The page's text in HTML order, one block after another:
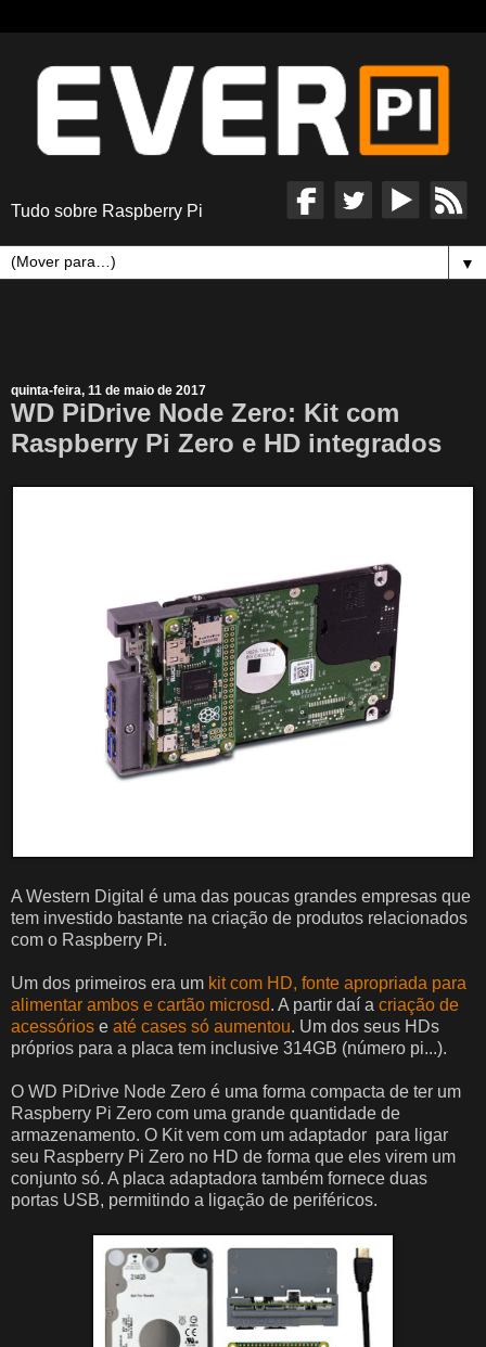
Tudo sobre Raspberry Pi
▼
quinta-feira, 11 de maio de 2017
WD PiDrive Node Zero: Kit com
Raspberry Pi Zero e HD integrados
A Western Digital é uma das poucas grandes empresas que
tem investido bastante na criação de produtos relacionados
com o Raspberry Pi.
Um dos primeiros era um kit com HD, fonte apropriada para
alimentar ambos e cartão microsd. A partir daí a criação de
acessórios e até cases só aumentou. Um dos seus HDs
próprios para a placa tem inclusive 314GB (número pi...).
O WD PiDrive Node Zero é uma forma compacta de ter um
Raspberry Pi Zero com uma grande quantidade de
armazenamento. O Kit vem com um adaptador para ligar
seu Raspberry Pi Zero no HD de forma que eles virem um
conjunto só. A placa adaptadora também fornece duas
portas USB, permitindo a ligação de periféricos.